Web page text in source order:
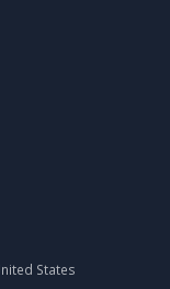
States